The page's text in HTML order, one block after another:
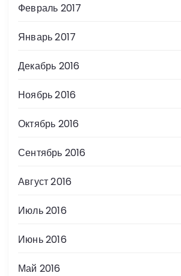
Февраль 2017
Январь 2017
Декабрь 2016
Ноябрь 2016
Октябрь 2016
Сентябрь 2016
Август 2016
Июль 2016
Июнь 2016
Май 2016